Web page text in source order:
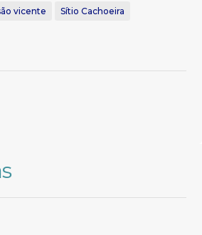
vicente Sítio Cachoeira